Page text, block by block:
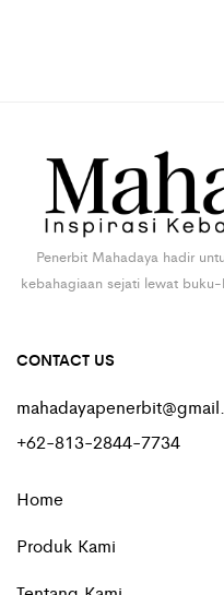
Penerbit Mahadaya hadir
kebahagiaan sejati lewat
CONTACT US
+62-813-2844-7734
Home
Produk Kami